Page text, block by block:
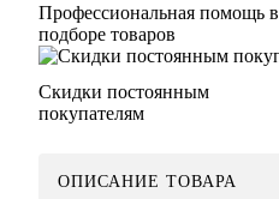
Профессиональная помощь в
подборе товаров
Скидки постоянным
покупателям
ОПИСАНИЕ ТОВАРА